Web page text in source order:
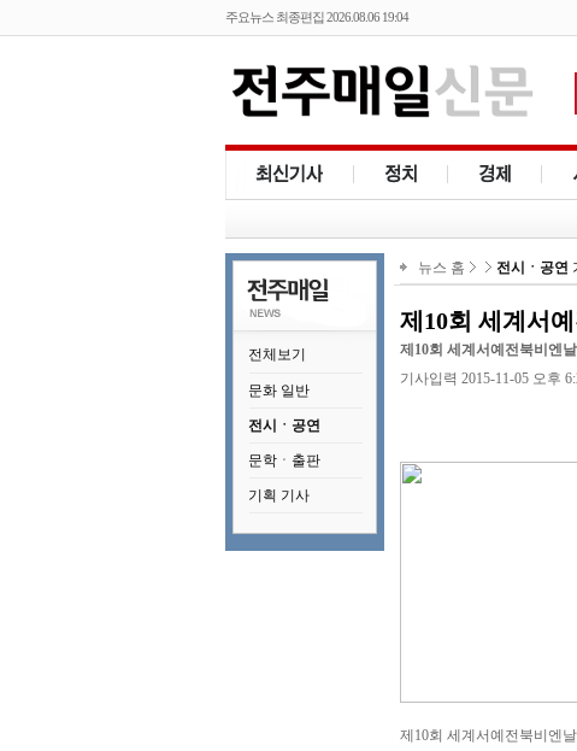
주요뉴스 최종편집 2026.08.06 19:04
전체보기
문화 일반
전시ㆍ공연
문학ㆍ출판
기획 기사
뉴스 홈 전시ㆍ공연
제10회 세계서
제10회 세계서예전북비엔
기사입력 2015-11-05 오후
제10회 세계서예전북비엔